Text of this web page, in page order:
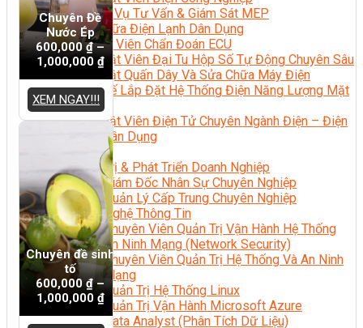
Nghiệp Vụ Tư Vấn & Giám Sát MEP
Sửa Chữa Điện Lạnh Dân Dụng
Chuyên Viên Chẩn Đoán ECU
Kỹ Thuật Viên Đại Tu Hộp Số Tự Động Chuyên Sâu
Kỹ Thuật Quấn Dây Và Sửa Chữa Máy Điện
Thiết Kế Lắp Đặt Hệ Thống Điện Năng Lượng Mặt
Trời
Kỹ Thuật Viên Điện Tử Chuyên Ngành Điện – Điện
Lạnh Dân Dụng
Ngành Khác
Quản Trị & Phát Triển Doanh Nghiệp
Giám Đốc Nhân Sự Chuyên Nghiệp
Quản Lý Cấp Trung Chuyên Nghiệp
Công Nghệ Thông Tin
Chuyên Viên Quản Trị Vận Hành Hệ Thống
An Ninh Mạng (Network Security)
Chuyên Viên Quản Trị Hệ Thống Và An Ninh
Mạng
Quản Trị Hệ Thống Linux
Quản Trị Vận Hành Microsoft Azure
Data Analyst (Phân Tích Dữ Liệu)
Chuyên Đề
Nước Ép
600,000₫–
1,000,000 ₫
XEM NGAY!!!
Chuyên đề sinh
tố
600,000₫–
1,000,000 ₫